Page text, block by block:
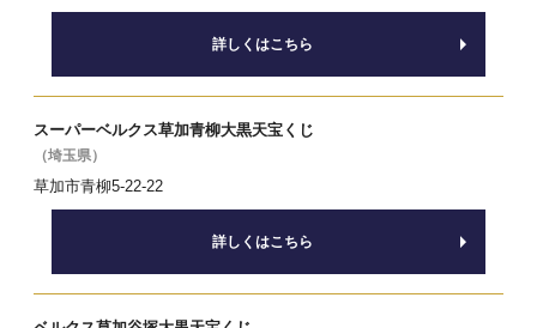
詳しくはこちら
スーパーベルクス草加青柳大黒天宝くじ
（埼玉県）
草加市青柳5-22-22
詳しくはこちら